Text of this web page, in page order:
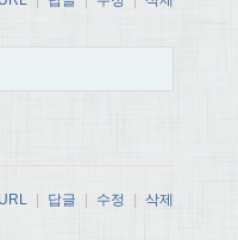
URL | 답글 | 수정 | 삭제